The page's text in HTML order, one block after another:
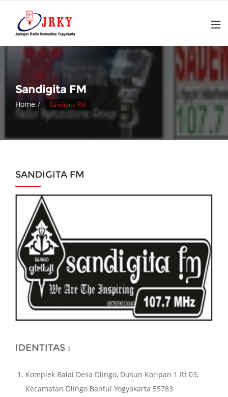
content
Sandigita FM
Home Sandigita FM
SANDIGITA FM
IDENTITAS :
Komplek Balai Desa Dlingo, Dusun Koripan 1 Rt 03,
Kecamatan Dlingo Bantul Yogyakarta 55783